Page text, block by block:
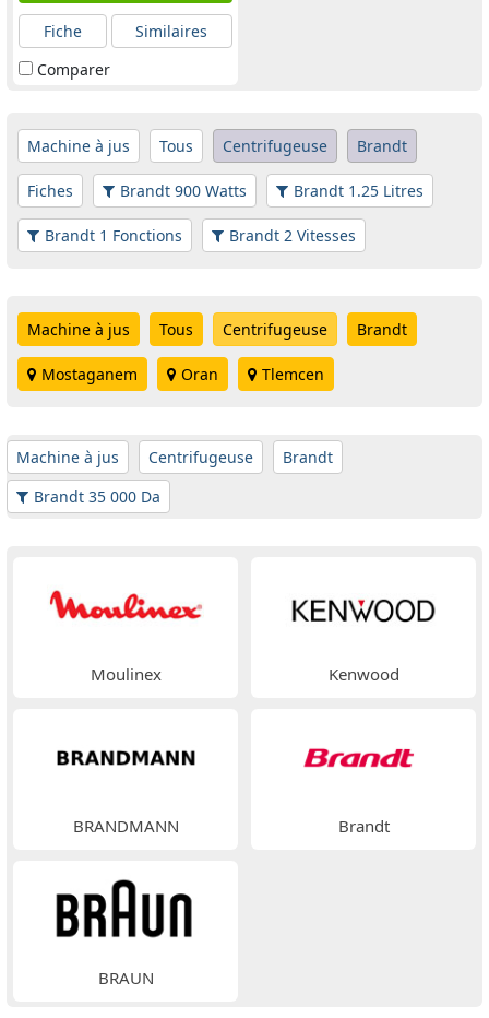
Fiche
Similaires
Comparer
Machine à jus Tous Centrifugeuse Brandt
Fiches Brandt 900 Watts Brandt 1.25 Litres
Brandt 1 Fonctions Brandt 2 Vitesses
Machine à jus Tous Centrifugeuse Brandt
Mostaganem Oran Tlemcen
Machine à jus Centrifugeuse
Brandt
Brandt 35 000 Da
Moulinex Kenwood
BRANDMANN Brandt
BRAUN